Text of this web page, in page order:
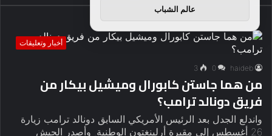
أخبار وتعليقات
haideb
0
3
من هما جاستن كابورال وميشيل بيكار من
فريق دونالد ترامب؟
واندلع الجدل بعد الرئيس الأمريكي السابق دونالد ترامب زيارة
26 أغسطس إلى مقبرة أرلينغتون الوطنية. وأصدر الجيش
عالم الشباب